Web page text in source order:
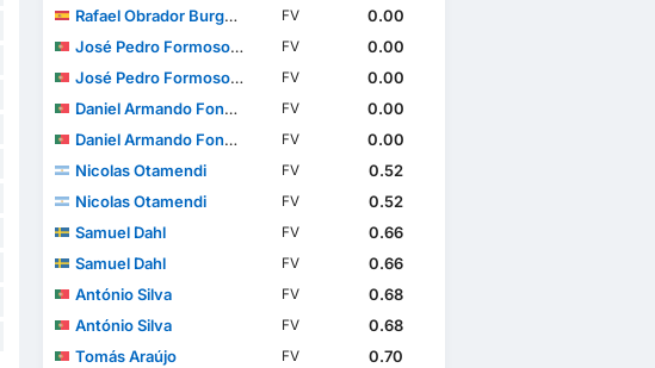
Rafael Obrador Burguera
FV
0.00
José Pedro Formoso Neto
FV
0.00
José Pedro Formoso Neto
FV
0.00
Daniel Armando Fonseca da Silva Banjaqui
FV
0.00
Daniel Armando Fonseca da Silva Banjaqui
FV
0.00
Nicolas Otamendi
FV
0.52
Nicolas Otamendi
FV
0.52
Samuel Dahl
FV
0.66
Samuel Dahl
FV
0.66
António Silva
FV
0.68
António Silva
FV
0.68
Tomás Araújo
FV
0.70